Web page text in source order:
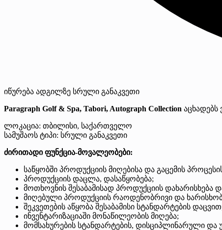
იწურება ადგილზე სრული განაკვეთი
Paragraph Golf & Spa, Tabori, Autograph Collection აცხადებს
ლოკაცია: თბილისი, საქართველო
სამუშაოს ტიპი: სრული განაკვეთი
ძირითადი ფუნქცია-მოვალეობები:
საწყობში პროდუქციის მიღებისა და გაცემის
პროდუქციის დაცლა, დასაწყობება;
მოთხოვნის შესაბამისად პროდუქციის დახარისხება
მიღებული პროდუქციის რაოდენობრივი და
შეკვეთების აწყობა შესაბამისი სტანდარტების
ინვენტარიზაციაში მონაწილეობის მიღება;
მომსახურების სტანდარტების, დისციპლინარული და